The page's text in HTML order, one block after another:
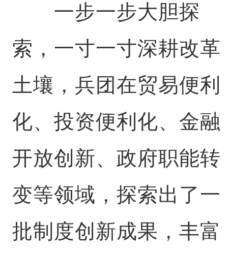
一步一步大胆探
索，一寸一寸深耕改革
土壤，兵团在贸易便利
化、投资便利化、金融
开放创新、政府职能转
变等领域，探索出了一
批制度创新成果，丰富